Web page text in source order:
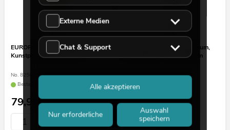
EUROPALMS Bougainvillea,
Kunstpflanze, gelb, 180cm
No. 82507081
Bestand reicht ca. 12 Wo.
79,90€
EUROPALMS Goldregenbaum,
Kunstpflanze, violett, 180cm
No. 82507136
Bestand reicht ca. 12 Wo.
89,90€
Externe Medien
Chat & Support
Nur erforderliche
Auswahl
speichern
Alle akzeptieren